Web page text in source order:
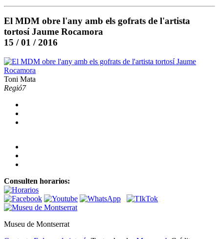
El MDM obre l'any amb els gofrats de l'artista
tortosí Jaume Rocamora
15 / 01 / 2016
Toni Mata
Regió7
Consulten horarios:
Museu de Montserrat